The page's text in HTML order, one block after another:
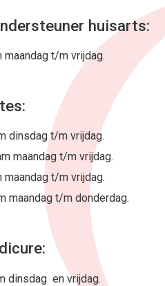
huisarts:
maandag t/m vrijdag.
dinsdag t/m vrijdag.
maandag t/m vrijdag.
maandag t/m vrijdag.
maandag t/m donderdag.
dinsdag en vrijdag.